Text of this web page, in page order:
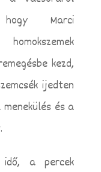
Marci
kezd,
ijedten
és a
a percek